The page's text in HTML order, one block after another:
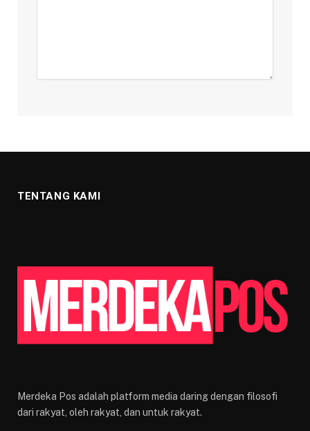
TENTANG KAMI
Merdeka Pos adalah platform media daring dengan filosofi
dari rakyat, oleh rakyat, dan untuk rakyat.